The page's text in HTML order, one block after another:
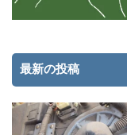
最新の投稿